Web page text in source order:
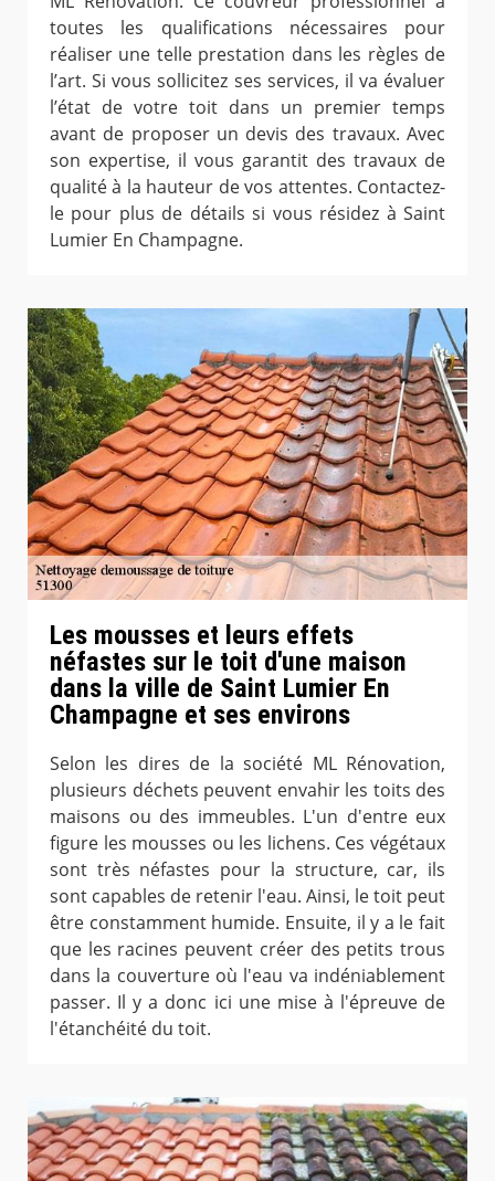
toutes les qualifications nécessaires pour
réaliser une telle prestation dans les règles de
l’art. Si vous sollicitez ses services, il va évaluer
l’état de votre toit dans un premier temps
avant de proposer un devis des travaux. Avec
son expertise, il vous garantit des travaux de
qualité à la hauteur de vos attentes. Contactez-
le pour plus de détails si vous résidez à Saint
Lumier En Champagne.
Les mousses et leurs effets
néfastes sur le toit d'une maison
dans la ville de Saint Lumier En
Champagne et ses environs
Selon les dires de la société ML Rénovation,
plusieurs déchets peuvent envahir les toits des
maisons ou des immeubles. L'un d'entre eux
figure les mousses ou les lichens. Ces végétaux
sont très néfastes pour la structure, car, ils
sont capables de retenir l'eau. Ainsi, le toit peut
être constamment humide. Ensuite, il y a le fait
que les racines peuvent créer des petits trous
dans la couverture où l'eau va indéniablement
passer. Il y a donc ici une mise à l'épreuve de
l'étanchéité du toit.